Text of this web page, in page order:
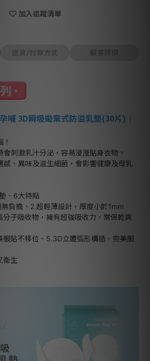
加入追蹤清單
送貨/付款方式
哺 3D瞬吸拋棄式防溢乳墊(30片) ｜
刺激乳汁分泌，容易浸溼貼身衣物。
感、異味及滋生細菌，會影響健康及母乳
．6大特點
負擔、2.超輕薄設計，厚度小於1mm
子吸收物，擁有超強吸收力，常保乾爽
服貼不移位、5.3D立體弧形構造，完美服
衛生